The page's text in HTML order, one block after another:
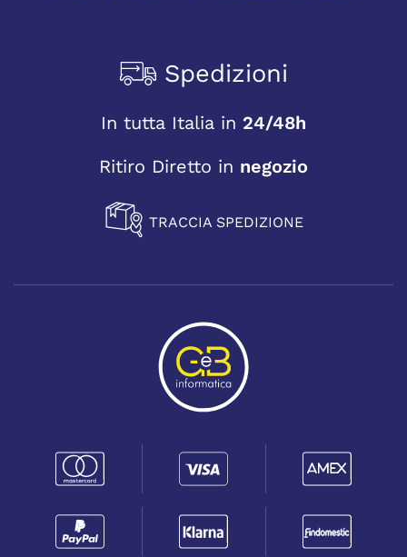
Spedizioni
In tutta Italia in 24/48h
Ritiro Diretto in negozio
TRACCIA SPEDIZIONE